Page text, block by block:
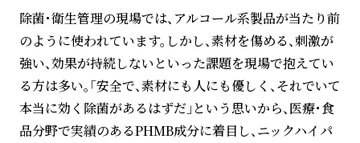
除菌・衛生管理の現場では、アルコール系製品が当たり前
のように使われています。しかし、素材を傷める、刺激が
強い、効果が持続しないといった課題を現場で抱えてい
る方は多い。「安全で、素材にも人にも優しく、それでいて
本当に効く除菌があるはずだ」という思いから、医療・食
品分野で実績のあるPHMB成分に着目し、ニックハイパ